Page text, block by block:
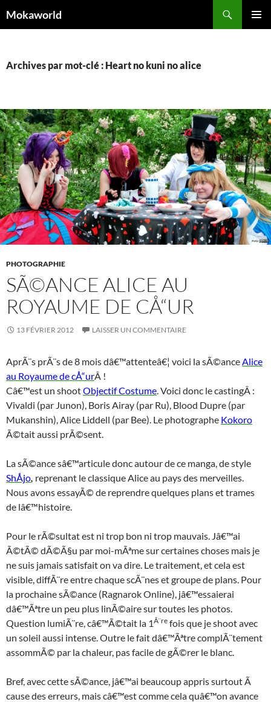
auMokaworld
Archives par mot-clé : Heart no kuni no alice
PHOTOGRAPHIE
SÃ©ANCE ALICE AU
ROYAUME DE CÅ“UR
13 FÉVRIER 2012 LAISSER UN COMMENTAIRE
AprÃ¨s prÃ¨s de 8 mois dâ€™attenteâ€¦ voici la sÃ©anceAlice
au Royaume de cÅ“urÂ !
Câ€™est un shootObjectif Costume. Voici donc le castingÂ :
Vivaldi (par Junon), Boris Airay (par Ru), Blood Dupre (par
Mukanshin), Alice Liddell (par Bee). Le photographe Kokoro
Ã©tait aussi prÃ©sent.
La sÃ©ance sâ€™articule donc autour de ce manga, de style
ShÅjo, reprenant le classique Alice au pays des merveilles.
Nous avons essayÃ© de reprendre quelques plans et trames
de lâ€™histoire.
Pour le rÃ©sultat est ni trop bon ni trop mauvais. Jâ€™ai
Ã©tÃ© dÃ©Ã§u par moi-mÃªme sur certaines choses mais je
ne suis jamais satisfait on va dire. Le traitement, et cela est
visible, diffÃ¨re entre chaque scÃ¨nes et groupe de plans. Pour
la prochaine sÃ©ance (Ragnarok Online), jâ€™essaierai
dâ€™Ãªtre un peu plus linÃ©aire sur toutes les photos.
Question lumiÃ¨re, câ€™Ã©tait la 1Ã¨re fois que je shoot avec
un soleil aussi intense. Outre le fait dâ€™Ãªtre complÃ¨tement
assommÃ© par la chaleur, pas facile de gÃ©rer le blanc.
Bref, avec cette sÃ©ance, jâ€™ai beaucoup appris surtout Ã
cause des erreurs, mais câ€™est comme cela quâ€™on avance